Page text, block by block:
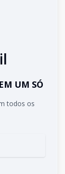
UM SÓ
todos os